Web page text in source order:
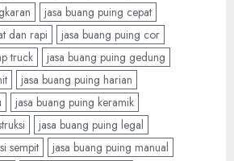
jasa buang puing cepat
dan rapi
jasa buang puing cor
truck
jasa buang puing gedung
jasa buang puing harian
jasa buang puing keramik
jasa buang puing legal
sempit
jasa buang puing manual